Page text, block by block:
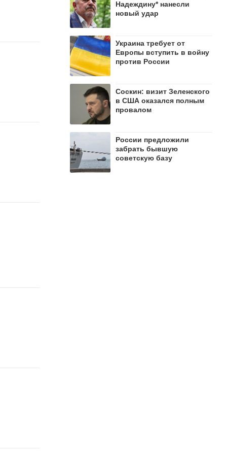
Надеждину* нанесли
новый удар
Украина требует от
Европы вступить в войну
против России
Соскин: визит Зеленского
в США оказался полным
провалом
России предложили
забрать бывшую
советскую базу